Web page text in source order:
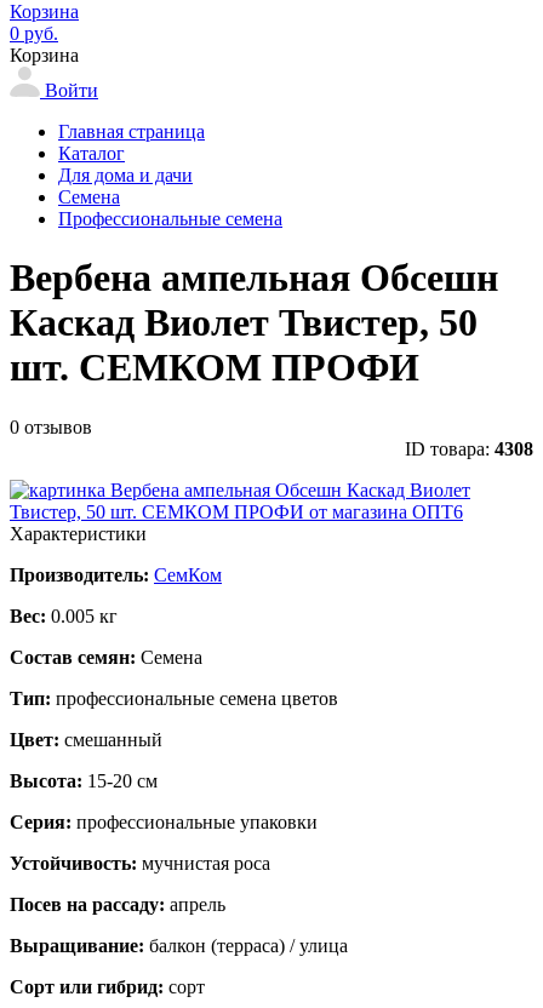
Корзина
0 руб.
Корзина
Войти
Главная страница
Каталог
Для дома и дачи
Семена
Профессиональные семена
Вербена ампельная Обсешн
Каскад Виолет Твистер, 50
шт. СЕМКОМ ПРОФИ
0 отзывов
ID товара: 4308
Характеристики
Производитель: СемКом
Вес: 0.005 кг
Состав семян: Семена
Тип: профессиональные семена цветов
Цвет: смешанный
Высота: 15-20 см
Серия: профессиональные упаковки
Устойчивость: мучнистая роса
Посев на рассаду: апрель
Выращивание: балкон (терраса) / улица
Сорт или гибрид: сорт